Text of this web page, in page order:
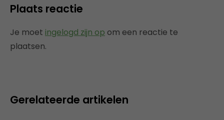
Plaats reactie
Je moet ingelogd zijn op om een reactie te
plaatsen.
Gerelateerde artikelen